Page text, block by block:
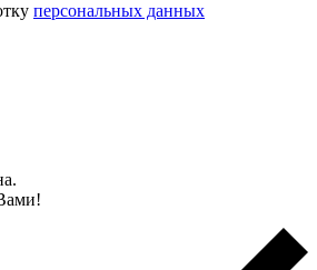
персональных данных